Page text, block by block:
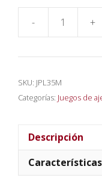
- +
SKU: JPL35M
Categorías: Juegos de
Descripción
Características